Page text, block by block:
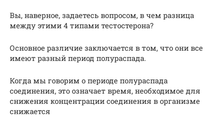
Вы, наверное, задаетесь вопросом, в чем разница
между этими 4 типами тестостерона?
Основное различие заключается в том, что они все
имеют разный период полураспада.
Когда мы говорим о периоде полураспада
соединения, это означает время, необходимое для
снижения концентрации соединения в организме
снижается